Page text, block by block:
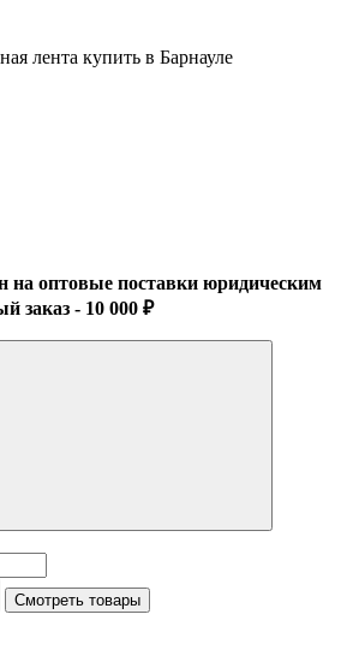
на оптовые поставки юридическим
заказ - 10 000 ₽
Смотреть товары